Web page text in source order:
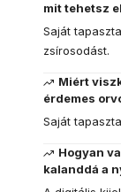
mit tehetsz
Saját
zsírosodást.
Miért
érdemes
Saját
Hogyan
kalanddá a